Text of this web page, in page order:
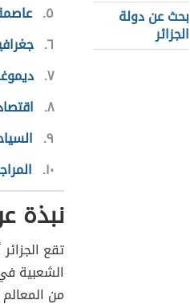
بحث عن دولة
الجزائر
٥
٦
٧
٨
٩
١٠
نبذة
تقع
الشعبية
من